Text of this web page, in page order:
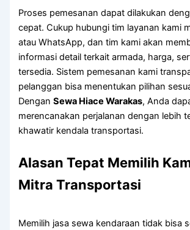
Proses pemesanan dapat dilakukan
cepat. Cukup hubungi tim layanan kami
atau WhatsApp, dan tim kami akan
informasi detail terkait armada, harga,
tersedia. Sistem pemesanan kami
pelanggan bisa menentukan pilihan
DenganSewa Hiace Warakas, Anda
merencanakan perjalanan dengan lebih
khawatir kendala transportasi.
Alasan Tepat Memilih
Mitra Transportasi
Memilih jasa sewa kendaraan tidak bisa